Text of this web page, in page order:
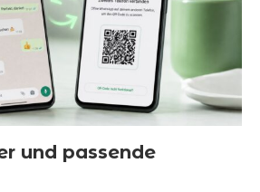
und passende